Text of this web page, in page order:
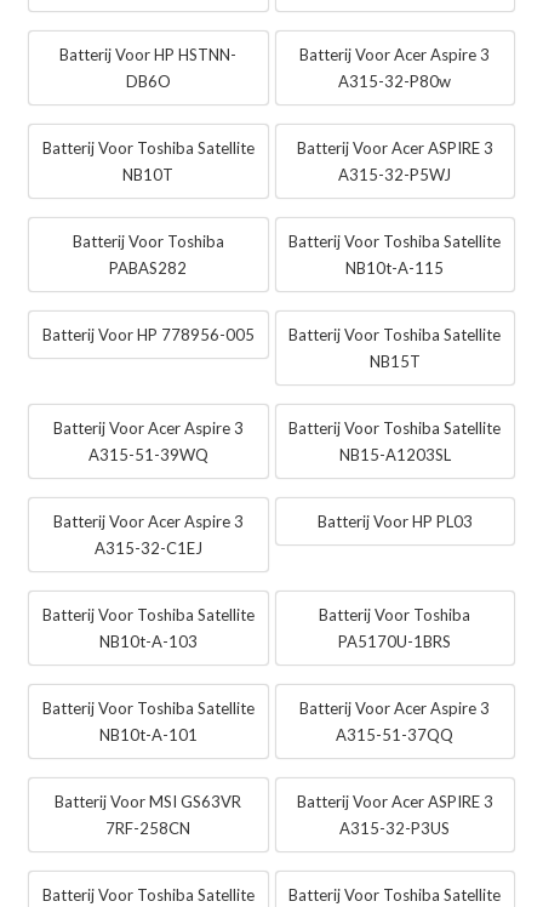
Batterij Voor HP HSTNN-
DB6O
Batterij Voor Acer Aspire 3
A315-32-P80w
Batterij Voor Toshiba Satellite
NB10T
Batterij Voor Acer ASPIRE 3
A315-32-P5WJ
Batterij Voor Toshiba
PABAS282
Batterij Voor Toshiba Satellite
NB10t-A-115
Batterij Voor HP 778956-005
Batterij Voor Toshiba Satellite
NB15T
Batterij Voor Acer Aspire 3
A315-51-39WQ
Batterij Voor Toshiba Satellite
NB15-A1203SL
Batterij Voor Acer Aspire 3
A315-32-C1EJ
Batterij Voor HP PL03
Batterij Voor Toshiba Satellite
NB10t-A-103
Batterij Voor Toshiba
PA5170U-1BRS
Batterij Voor Toshiba Satellite
NB10t-A-101
Batterij Voor Acer Aspire 3
A315-51-37QQ
Batterij Voor MSI GS63VR
7RF-258CN
Batterij Voor Acer ASPIRE 3
A315-32-P3US
Batterij Voor Toshiba Satellite
Batterij Voor Toshiba Satellite